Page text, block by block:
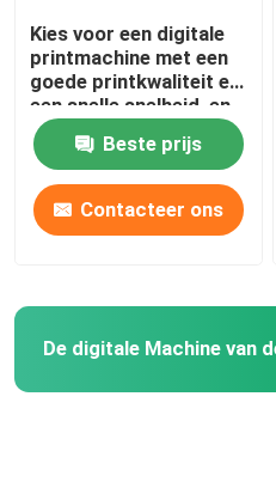
Kies voor een digitale
printmachine met een
goede printkwaliteit en
een snelle snelheid, en
natuurlijk voor Gerium.
Beste prijs
Contacteer ons
De digitale Machine van